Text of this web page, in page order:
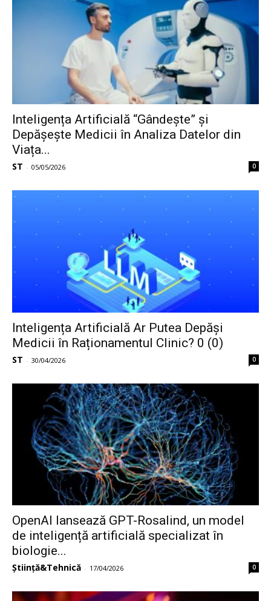
Inteligența Artificială “Gândește” și
Depășește Medicii în Analiza Datelor din
Viața...
ST - 05/05/2026 0
Inteligența Artificială Ar Putea Depăși
Medicii în Raționamentul Clinic? 0 (0)
ST - 30/04/2026 0
OpenAI lansează GPT-Rosalind, un model
de inteligență artificială specializat în
biologie...
Știință&Tehnică - 17/04/2026 0